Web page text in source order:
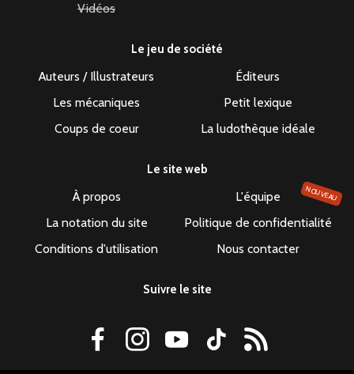
Vidéos
Le jeu de société
Auteurs / Illustrateurs
Éditeurs
Les mécaniques
Petit lexique
Coups de coeur
La ludothèque idéale
Le site web
À propos L'équipe NOUVEAU
La notation du site
Politique de confidentialité
Conditions d'utilisation
Nous contacter
Suivre le site